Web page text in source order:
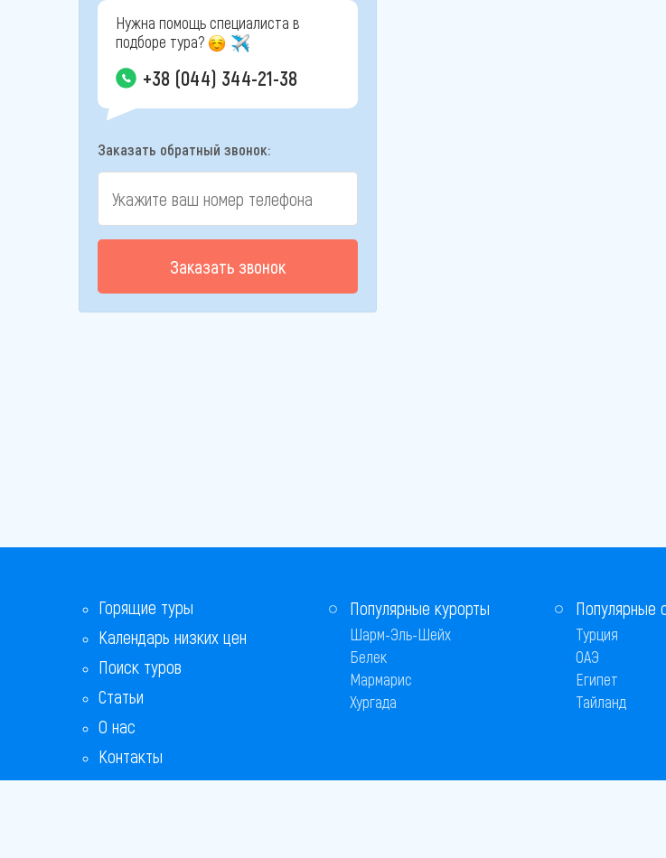
Нужна помощь специалиста в
подборе тура?
+38 (044) 344-21-38
Заказать обратный звонок:
Заказать звонок
Горящие туры
Календарь низких цен
Поиск туров
Статьи
О нас
Контакты
Бонусная программа
Популярные курорты
Шарм-Эль-Шейх
Белек
Мармарис
Хургада
Популярные
Турция
ОАЭ
Египет
Тайланд